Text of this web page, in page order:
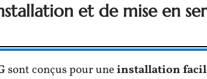
et de mise en
sont conçus pour uneinstallation